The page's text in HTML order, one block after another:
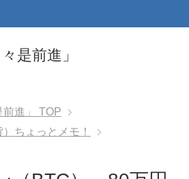
是前進」
進」
TOP
ちょっとメモ！